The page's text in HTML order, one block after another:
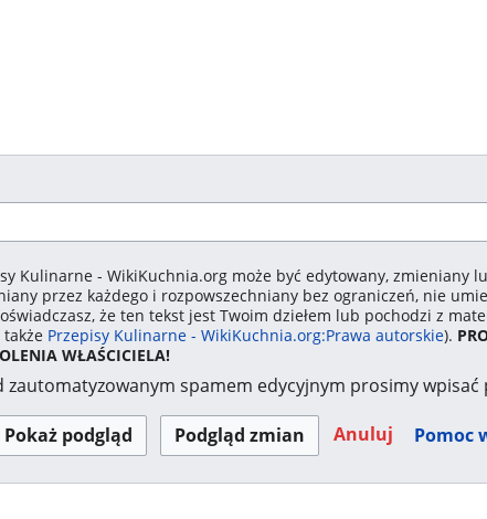
Kulinarne - WikiKuchnia.org może być edytowany, zmieniany
przez każdego i rozpowszechniany bez ograniczeń, nie
że ten tekst jest Twoim dziełem lub pochodzi z
Przepisy Kulinarne - WikiKuchnia.org:Prawa autorskie).
WŁAŚCICIELA!
spamem edycyjnym prosimy wpisać
Anuluj
Pomoc